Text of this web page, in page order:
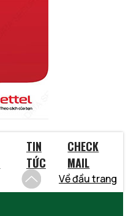
TIN
TỨC
CHECK
MAIL
Về đầu trang